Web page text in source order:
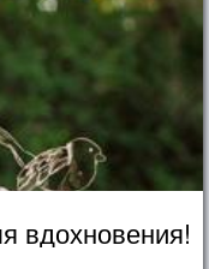
вдохновения!